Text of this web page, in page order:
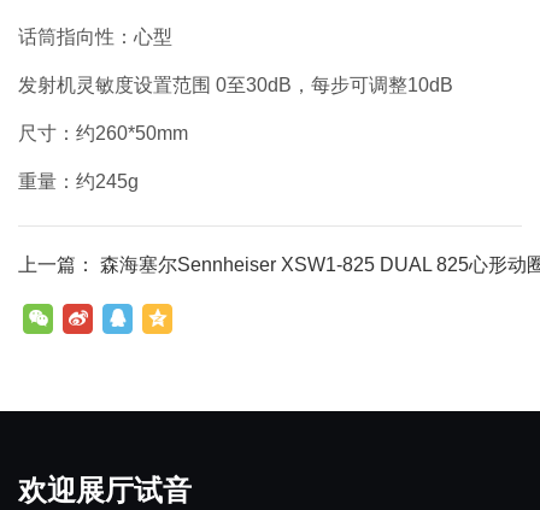
话筒指向性：心型
发射机灵敏度设置范围 0至30dB，每步可调整10dB
尺寸：约260*50mm
重量：约245g
上一篇： 森海塞尔Sennheiser XSW1-825 DUAL 825心形动
欢迎展厅试音